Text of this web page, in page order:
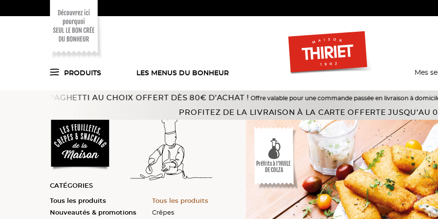
PRODUITS LES MENUS DU BONHEUR Mes
Voici ce que l'on
a trouvé pour vous
en cuisine !
AU CHOIX OFFERT DÈS 80€ D’ACHAT ! Offre valable pour une commande passée en livraison à domicile du 18/07
PROFITEZ DE LA LIVRAISON À LA CARTE OFFERTE JUSQU’AU
CATÉGORIES
Tous les produits
Nouveautés & promotions
Tous les produits
Paniers
Tous les produits
Feuilletés
Tous les produits
Crêpes
Tous les produits
Finger food
Préfrits à l’HUILE
DE COLZA